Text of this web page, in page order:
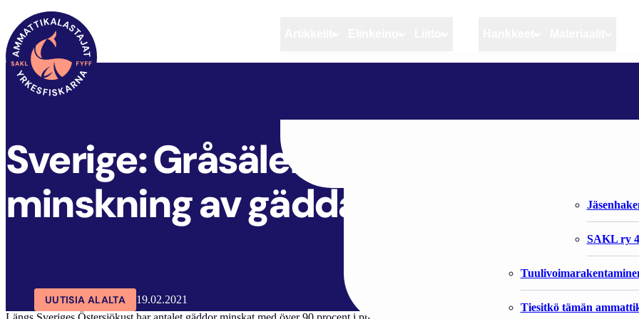
Artikkelit Elinkeino
Rannikko ja
Elinkeinokalatalouden
Kalat ja kalatalous
Vahinkoeläimet
Tiesitkö tämän
Liitto
Liiton
SAKL ry
SAKL ARTIKKELIT
Sverige: Gråsälen kan bidra till
minskning av gädda i skärgården
UUTISIA ALALTA
19.02.2021